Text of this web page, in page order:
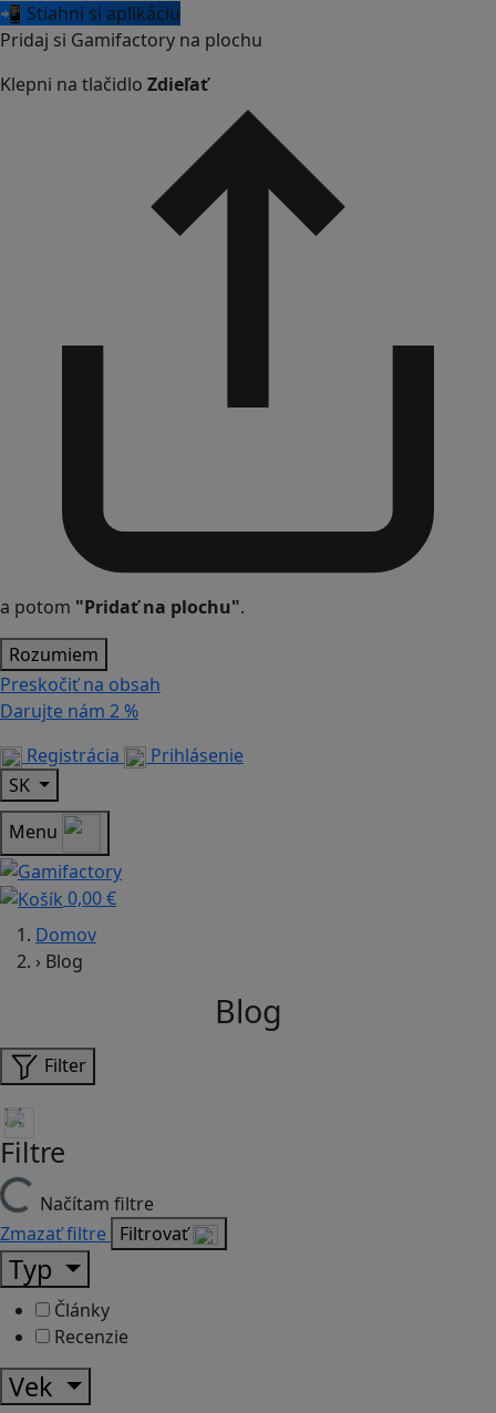
📲 Stiahni si aplikáciu
Pridaj si Gamifactory na plochu
Klepni na tlačidlo Zdieľať
a potom "Pridať na plochu".
Rozumiem
Preskočiť na obsah
Darujte nám 2 %
Registrácia
Prihlásenie
SK
Menu
0,00 €
Domov
› Blog
Blog
Filter
Filtre
Načítam filtre
Zmazať filtre Filtrovať
Typ
Články
Recenzie
Vek